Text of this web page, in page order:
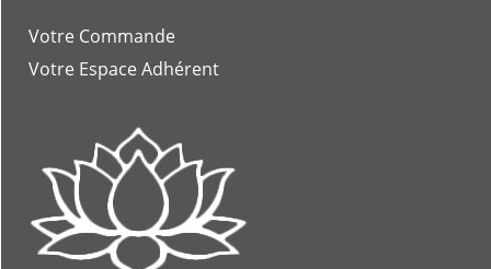
Votre Commande
Votre Espace Adhérent